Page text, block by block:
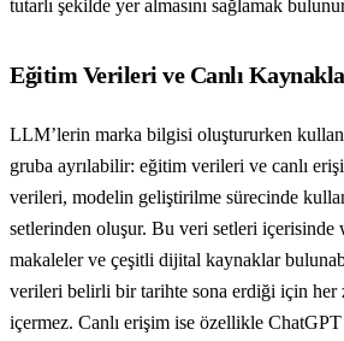
tutarlı şekilde yer almasını sağlamak
Eğitim Verileri ve Canlı
LLM’lerin marka bilgisi oluştururken
gruba ayrılabilir: eğitim verileri ve canlı
verileri, modelin geliştirilme sürecinde
setlerinden oluşur. Bu veri setleri içerisinde
makaleler ve çeşitli dijital kaynaklar
verileri belirli bir tarihte sona erdiği için her
içermez. Canlı erişim ise özellikle